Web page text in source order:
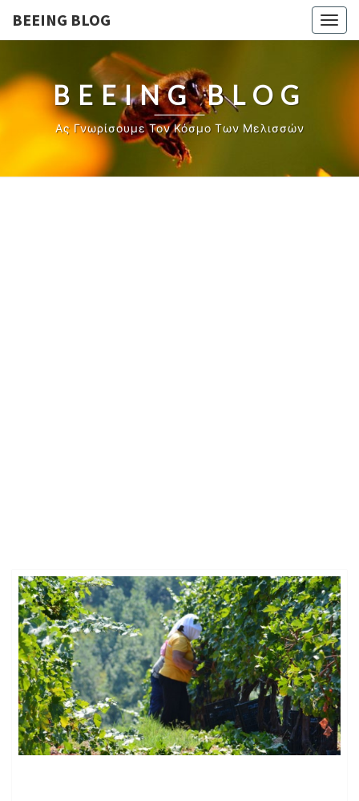
BEEING BLOG
BEEING BLOG
Ας Γνωρίσουμε Τον Κόσμο Των Μελισσών